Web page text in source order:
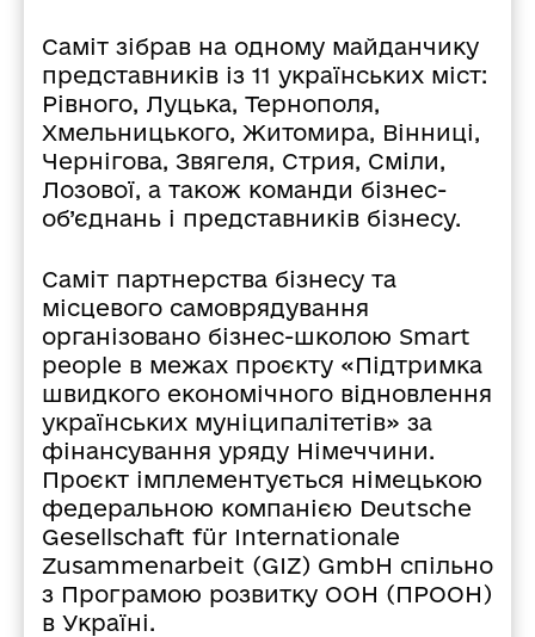
Саміт зібрав на одному майданчику
представників із 11 українських міст:
Рівного, Луцька, Тернополя,
Хмельницького, Житомира, Вінниці,
Чернігова, Звягеля, Стрия, Сміли,
Лозової, а також команди бізнес-
об’єднань і представників бізнесу.
Саміт партнерства бізнесу та
місцевого самоврядування
організовано бізнес-школою Smart
people в межах проєкту «Підтримка
швидкого економічного відновлення
українських муніципалітетів» за
фінансування уряду Німеччини.
Проєкт імплементується німецькою
федеральною компанією Deutsche
Gesellschaft für Internationale
Zusammenarbeit (GIZ) GmbH спільно
з Програмою розвитку ООН (ПРООН)
в Україні.